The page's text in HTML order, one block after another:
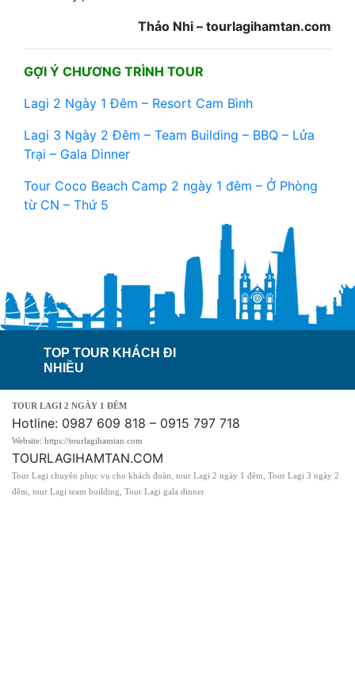
Thảo Nhi – tourlagihamtan.com
GỢI Ý CHƯƠNG TRÌNH TOUR
Lagi 2 Ngày 1 Đêm – Resort Cam Bình
Lagi 3 Ngày 2 Đêm – Team Building – BBQ – Lửa
Trại – Gala Dinner
Tour Coco Beach Camp 2 ngày 1 đêm – Ở Phòng
từ CN – Thứ 5
TOP TOUR KHÁCH ĐI
NHIỀU
TOUR LAGI 2 NGÀY 1 ĐÊM
Hotline: 0987 609 818 – 0915 797 718
Website: https://tourlagihamtan.com
TOURLAGIHAMTAN.COM
Tour Lagi chuyên phục vụ cho khách đoàn, tour Lagi 2 ngày 1 đêm, Tour Lagi 3 ngày 2
đêm, tour Lagi team building, Tour Lagi gala dinner